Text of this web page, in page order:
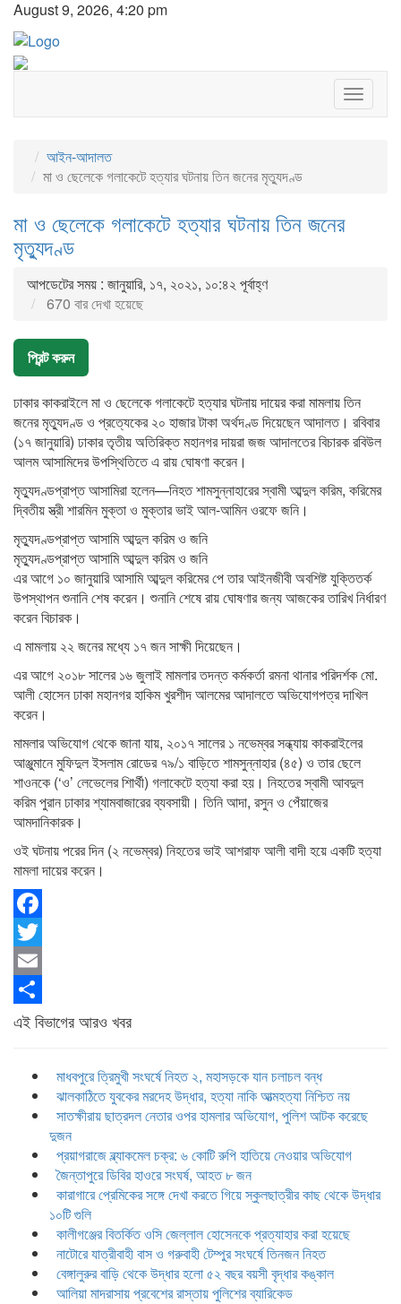
August 9, 2026, 4:20 pm
Toggle
আইন-আদালত
মা ও ছেলেকে গলাকেটে হত্যার ঘটনায় তিন জনের মৃত্যুদণ্ড
মা ও ছেলেকে গলাকেটে হত্যার ঘটনায় তিন জনের
মৃত্যুদণ্ড
আপডেটের সময় : জানুয়ারি, ১৭, ২০২১, ১০:৪২ পূর্বাহ্ণ
670 বার দেখা হয়েছে
প্রিন্ট করুন
ঢাকার কাকরাইলে মা ও ছেলেকে গলাকেটে হত্যার ঘটনায় দায়ের করা মামলায় তিন
জনের মৃত্যুদণ্ড ও প্রত্যেকের ২০ হাজার টাকা অর্থদণ্ড দিয়েছেন আদালত। রবিবার
(১৭ জানুয়ারি) ঢাকার তৃতীয় অতিরিক্ত মহানগর দায়রা জজ আদালতের বিচারক রবিউল
আলম আসামিদের উপস্থিতিতে এ রায় ঘোষণা করেন।
মৃত্যুদণ্ডপ্রাপ্ত আসামিরা হলেন—নিহত শামসুন্নাহারের স্বামী আব্দুল করিম, করিমের
দ্বিতীয় স্ত্রী শারমিন মুক্তা ও মুক্তার ভাই আল-আমিন ওরফে জনি।
মৃত্যুদণ্ডপ্রাপ্ত আসামি আব্দুল করিম ও জনি
মৃত্যুদণ্ডপ্রাপ্ত আসামি আব্দুল করিম ও জনি
এর আগে ১০ জানুয়ারি আসামি আব্দুল করিমের পে তার আইনজীবী অবশিষ্ট যুক্তিতর্ক
উপস্থাপন শুনানি শেষ করেন। শুনানি শেষে রায় ঘোষণার জন্য আজকের তারিখ নির্ধারণ
করেন বিচারক।
এ মামলায় ২২ জনের মধ্যে ১৭ জন সাক্ষী দিয়েছেন।
এর আগে ২০১৮ সালের ১৬ জুলাই মামলার তদন্ত কর্মকর্তা রমনা থানার পরিদর্শক মো.
আলী হোসেন ঢাকা মহানগর হাকিম খুরশীদ আলমের আদালতে অভিযোগপত্র দাখিল
করেন।
মামলার অভিযোগ থেকে জানা যায়, ২০১৭ সালের ১ নভেম্বর সন্ধ্যায় কাকরাইলের
আঞ্জুমানে মুফিদুল ইসলাম রোডের ৭৯/১ বাড়িতে শামসুন্নাহার (৪৫) ও তার ছেলে
শাওনকে (‘ও’ লেভেলের শিার্থী) গলাকেটে হত্যা করা হয়। নিহতের স্বামী আবদুল
করিম পুরান ঢাকার শ্যামবাজারের ব্যবসায়ী। তিনি আদা, রসুন ও পেঁয়াজের
আমদানিকারক।
ওই ঘটনায় পরের দিন (২ নভেম্বর) নিহতের ভাই আশরাফ আলী বাদী হয়ে একটি হত্যা
মামলা দায়ের করেন।
Facebook
Twitter
Email
Share
এই বিভাগের আরও খবর
মাধবপুরে ত্রিমুখী সংঘর্ষে নিহত ২, মহাসড়কে যান চলাচল বন্ধ
ঝালকাঠিতে যুবকের মরদেহ উদ্ধার, হত্যা নাকি আত্মহত্যা নিশ্চিত নয়
সাতক্ষীরায় ছাত্রদল নেতার ওপর হামলার অভিযোগ, পুলিশ আটক করেছে
দুজন
প্রয়াগরাজে ব্ল্যাকমেল চক্র: ৬ কোটি রুপি হাতিয়ে নেওয়ার অভিযোগ
জৈন্তাপুরে ডিবির হাওরে সংঘর্ষ, আহত ৮ জন
কারাগারে প্রেমিকের সঙ্গে দেখা করতে গিয়ে স্কুলছাত্রীর কাছ থেকে উদ্ধার
১০টি গুলি
কালীগঞ্জের বিতর্কিত ওসি জেল্লাল হোসেনকে প্রত্যাহার করা হয়েছে
নাটোরে যাত্রীবাহী বাস ও গরুবাহী টেম্পুর সংঘর্ষে তিনজন নিহত
বেঙ্গালুরুর বাড়ি থেকে উদ্ধার হলো ৫২ বছর বয়সী বৃদ্ধার কঙ্কাল
আলিয়া মাদরাসায় প্রবেশের রাস্তায় পুলিশের ব্যারিকেড